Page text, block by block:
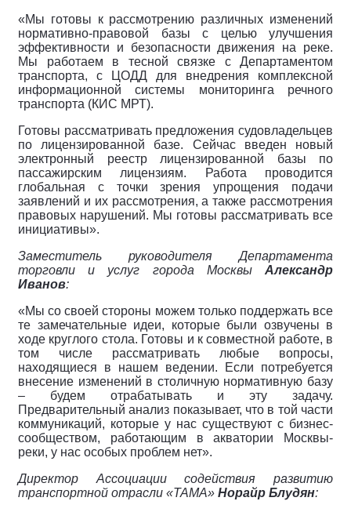
«Мы готовы к рассмотрению различных изменений
нормативно-правовой базы с целью улучшения
эффективности и безопасности движения на реке.
Мы работаем в тесной связке с Департаментом
транспорта, с ЦОДД для внедрения комплексной
информационной системы мониторинга речного
транспорта (КИС МРТ).
Готовы рассматривать предложения судовладельцев
по лицензированной базе. Сейчас введен новый
электронный реестр лицензированной базы по
пассажирским лицензиям. Работа проводится
глобальная с точки зрения упрощения подачи
заявлений и их рассмотрения, а также рассмотрения
правовых нарушений. Мы готовы рассматривать все
инициативы».
Заместитель руководителя Департамента
торговли и услуг города Москвы Александр
Иванов:
«Мы со своей стороны можем только поддержать все
те замечательные идеи, которые были озвучены в
ходе круглого стола. Готовы и к совместной работе, в
том числе рассматривать любые вопросы,
находящиеся в нашем ведении. Если потребуется
внесение изменений в столичную нормативную базу
– будем отрабатывать и эту задачу.
Предварительный анализ показывает, что в той части
коммуникаций, которые у нас существуют с бизнес-
сообществом, работающим в акватории Москвы-
реки, у нас особых проблем нет».
Директор Ассоциации содействия развитию
транспортной отрасли «ТАМА» Норайр Блудян: